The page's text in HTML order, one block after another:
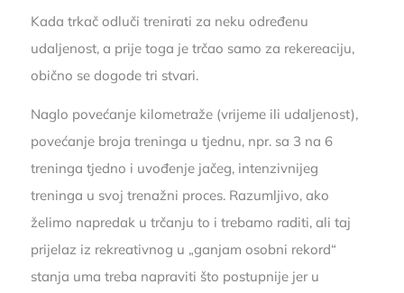
Kada trkač odluči trenirati za neku određenu
udaljenost, a prije toga je trčao samo za rekereaciju,
obično se dogode tri stvari.
Naglo povećanje kilometraže (vrijeme ili udaljenost),
povećanje broja treninga u tjednu, npr. sa 3 na 6
treninga tjedno i uvođenje jačeg, intenzivnijeg
treninga u svoj trenažni proces. Razumljivo, ako
želimo napredak u trčanju to i trebamo raditi, ali taj
prijelaz iz rekreativnog u „ganjam osobni rekord“
stanja uma treba napraviti što postupnije jer u